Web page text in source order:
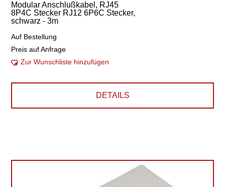
Modular Anschlußkabel, RJ45
8P4C Stecker RJ12 6P6C Stecker,
schwarz - 3m
Auf Bestellung
Preis auf Anfrage
Zur Wunschliste hinzufügen
DETAILS